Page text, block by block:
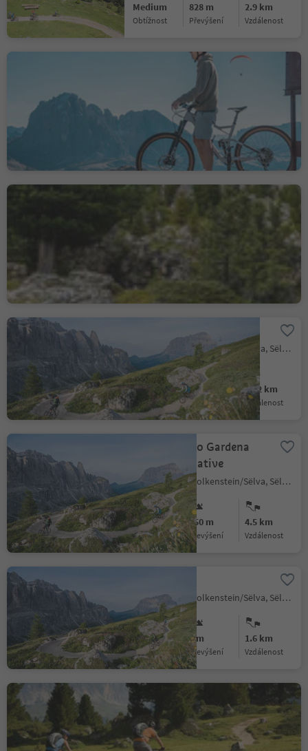
Medium
Obtížnost
828 m
Převýšení
2.9 km
vzdálenost
299 Rifugio Firenze Tour
S.Cristina Gherdëina/S.Cristina Val Gardena/S.Cristina Gherdëina/St.Christina in Gröden, S.Crestina Gherdëina/Santa Cristina Val Gardana, Dolomites Region Val Gardena
Difficult
Obtížnost
399 m
Převýšení
2.9 km
vzdálenost
207 Sellaronda MTB
TOUR counterclockwise
Selva/Sëlva/Wolkenstein/Sëlva, Sëlva/Selva di Val Gardena, Dolomites Region Val Gardena
Difficult
Obtížnost Převýšení vzdálenost
Selva/Sëlva/Wolkenstein/Sëlva, Sëlva/Selva di Val Gardena, Dolomites Region Val Gardena
Difficult
Obtížnost
2018 m
Převýšení
29.2 km
vzdálenost
304 The Passo Gardena
circuit alternative
Selva/Sëlva/Wolkenstein/Sëlva, Sëlva/Selva di Val Gardena, Dolomites Region Val Gardena
Medium
Obtížnost
650 m
Převýšení
4.5 km
vzdálenost
Selva/Sëlva/Wolkenstein/Sëlva, Sëlva/Selva di Val Gardena, Dolomites Region Val Gardena
Medium
Obtížnost
0 m
Převýšení
1.6 km
vzdálenost
223 Clockwise Val Duron
tour